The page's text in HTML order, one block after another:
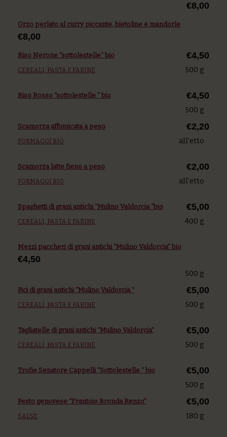
€8,00
Orzo perlato al curry piccante, bietoline e mandorle
€8,00
Riso Nerone “sottolestelle“ bio €4,50
500 g
CEREALI, PASTA E FARINE
Riso Rosso “sottolestelle “ bio €4,50
500 g
Scamorza affumicata a peso €2,20
all'etto
FORMAGGI BIO
Scamorza latte fieno a peso €2,00
all'etto
FORMAGGI BIO
Spaghetti di grani antichi “Mulino Valdorcia “bio €5,00
400 g
CEREALI, PASTA E FARINE
Mezzi paccheri di grani antichi “Mulino Valdorcia” bio
€4,50
500 g
Pici di grani antichi “Mulino Valdorcia “ €5,00
500 g
CEREALI, PASTA E FARINE
Tagliatelle di grani antichi “Mulino Valdorcia” €5,00
500 g
CEREALI, PASTA E FARINE
Trofie Senatore Cappelli “Sottolestelle “ bio €5,00
500 g
Pesto genovese “Frantoio Bronda Renzo” €5,00
180 g
SALSE